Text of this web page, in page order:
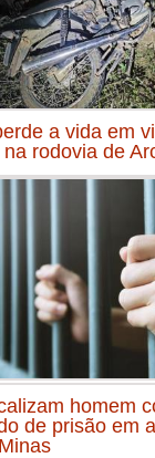
a vida em
rodovia de
homem
de prisão em